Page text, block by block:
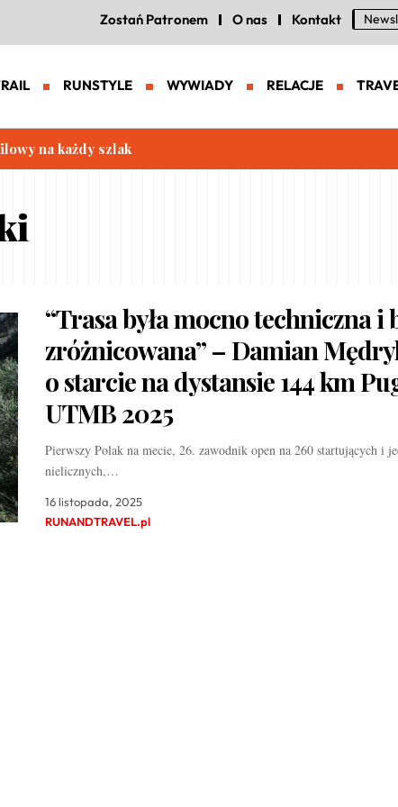
Zostań Patronem O nas Kontakt
RUNSTYLE WYWIADY RELACJE
na każdy szlak
“Trasa była mocno techniczna i
zróżnicowana” – Damian
o starcie na dystansie 144 km
UTMB 2025
Pierwszy Polak na mecie, 26. zawodnik open na 260 startujących i
nielicznych,…
16 listopada, 2025
RUNANDTRAVEL.pl